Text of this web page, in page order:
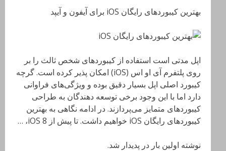
بهترین کیبوردهای رایگان iOS برای آیفون و آیپد
اپل مدتی است استفاده از کیبوردهای شخص ثالث را بر
روی پلتفرم آی او اس (iOS) امکان پذیر کرده است. گرچه
کیبورد اصلی اپل بسیار دقیق بوده و ویژگی‌های فراوانی
دارد اما با این وجود برخی توسعه دهندگان به طراحی
کیبوردهای متمایز می‌پردازند. در ادامه نگاهی به بهترین
کیبوردهای رایگان iOS خواهیم داشت. تا پیش از iOS 8، …
نوشته اولین بار در پدیدار شد.